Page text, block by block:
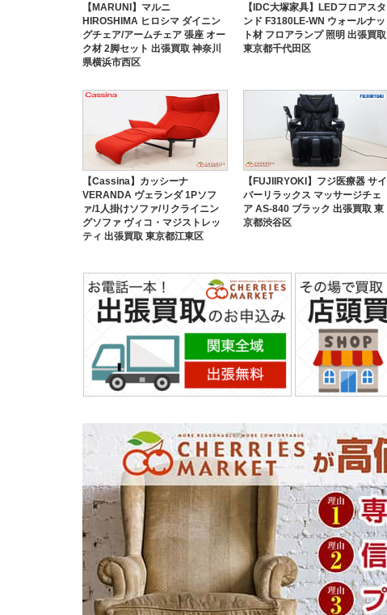
【MARUNI】マルニ
HIROSHIMA ヒロシマ ダイニン
グチェア/アームチェア 張座 オー
ク材 2脚セット 出張買取 神奈川
県横浜市西区
【IDC大塚家具】LEDフロアスタ
ンド F3180LE-WN ウォールナッ
ト材 フロアランプ 照明 出張買取
東京都千代田区
【Cassina】カッシーナ
VERANDA ヴェランダ 1Pソフ
ァ/1人掛けソファ/リクライニン
グソファ ヴィコ・マジストレッ
ティ 出張買取 東京都江東区
【FUJIIRYOKI】フジ医療器 サイ
バーリラックス マッサージチェ
ア AS-840 ブラック 出張買取 東
京都渋谷区